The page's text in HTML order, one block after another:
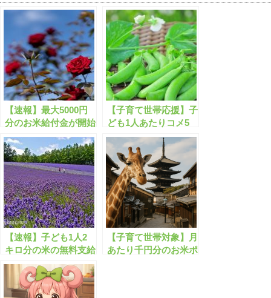
【速報】最大5000円
分のお米給付金が開始
します！
【子育て世帯応援】子
ども1人あたりコメ5
キロが支給されます！
【速報】子ども1人2
キロ分の米の無料支給
が開始します！
【子育て世帯対象】月
あたり千円分のお米ポ